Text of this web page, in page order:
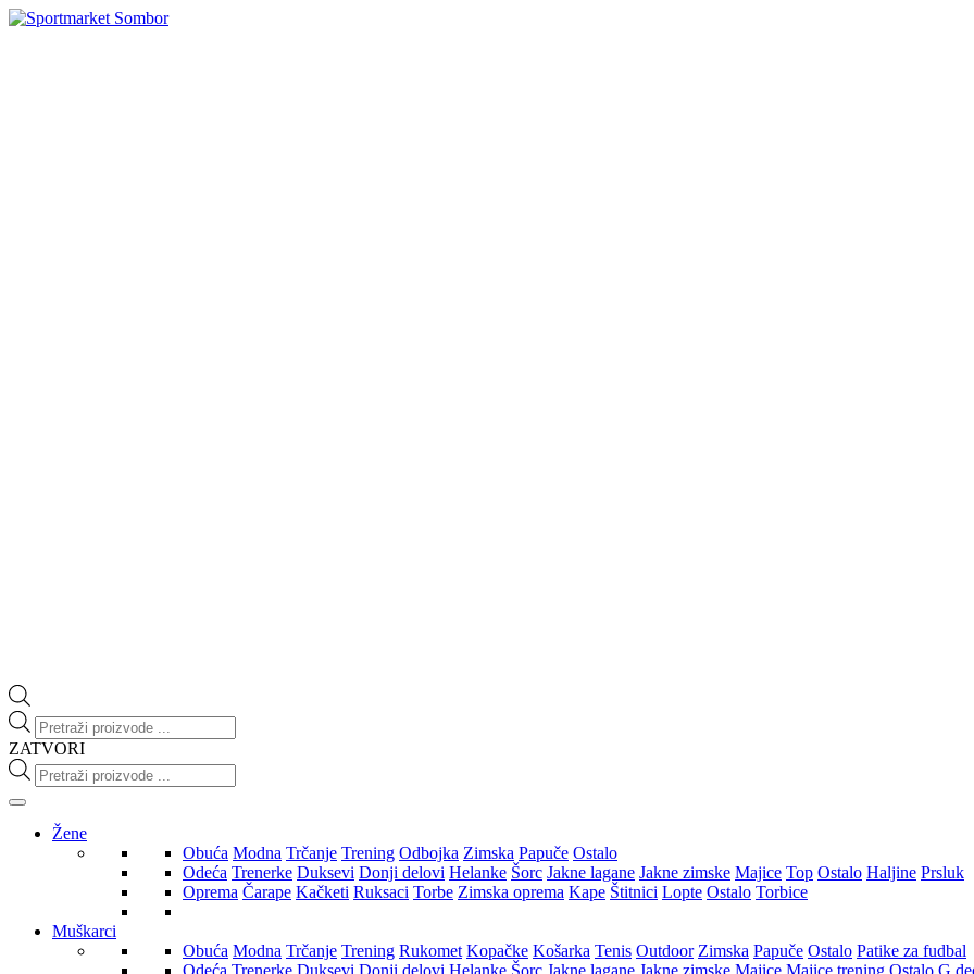
Products
search
ZATVORI
Products
search
Žene
Obuća Modna Trčanje Trening Odbojka Zimska Papuče Ostalo
Odeća Trenerke Duksevi Donji delovi Helanke Šorc Jakne lagane Jakne zimske Majice Top Ostalo Haljine Prsluk
Oprema Čarape Kačketi Ruksaci Torbe Zimska oprema Kape Štitnici Lopte Ostalo Torbice
Muškarci
Obuća Modna Trčanje Trening Rukomet Kopačke Košarka Tenis Outdoor Zimska Papuče Ostalo Patike za fudbal
Odeća Trenerke Duksevi Donji delovi Helanke Šorc Jakne lagane Jakne zimske Majice Majice trening Ostalo